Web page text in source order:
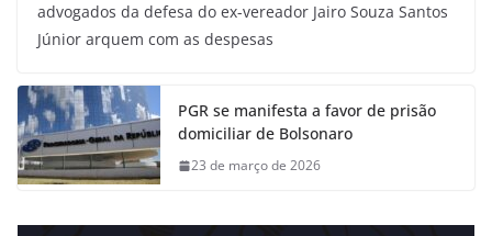
advogados da defesa do ex-vereador Jairo Souza Santos
Júnior arquem com as despesas
PGR se manifesta a favor de prisão
domiciliar de Bolsonaro
23 de março de 2026